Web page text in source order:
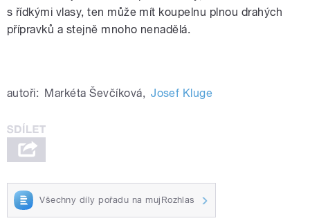
s řídkými vlasy, ten může mít koupelnu plnou drahých
přípravků a stejně mnoho nenadělá.
autoři: Markéta Ševčíková, Josef Kluge
Všechny díly pořadu na mujRozhlas